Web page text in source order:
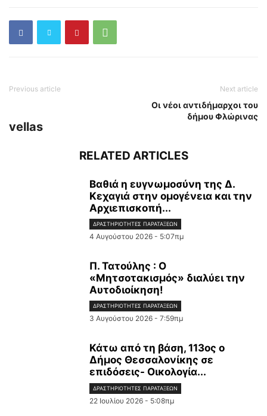
Previous article Next article
Οι νέοι αντιδήμαρχοι του
δήμου Φλώρινας
vellas
RELATED ARTICLES
Βαθιά η ευγνωμοσύνη της Δ.
Κεχαγιά στην ομογένεια και την
Αρχιεπισκοπή...
ΔΡΑΣΤΗΡΙΌΤΗΤΕΣ ΠΑΡΑΤΆΞΕΩΝ
4 Αυγούστου 2026 - 5:07πμ
Π. Τατούλης : Ο
«Μητσοτακισμός» διαλύει την
Αυτοδιοίκηση!
ΔΡΑΣΤΗΡΙΌΤΗΤΕΣ ΠΑΡΑΤΆΞΕΩΝ
3 Αυγούστου 2026 - 7:59πμ
Κάτω από τη βάση, 113ος ο
Δήμος Θεσσαλονίκης σε
επιδόσεις- Οικολογία...
ΔΡΑΣΤΗΡΙΌΤΗΤΕΣ ΠΑΡΑΤΆΞΕΩΝ
22 Ιουλίου 2026 - 5:08πμ